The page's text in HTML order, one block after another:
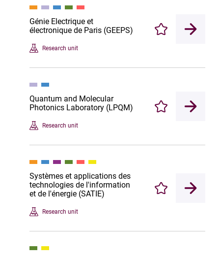
Génie Electrique et
électronique de Paris (GEEPS)
Research unit
Enregistrer
Quantum and Molecular
Photonics Laboratory (LPQM)
Research unit
Enregistrer
Systèmes et applications des
technologies de l'information
et de l'énergie (SATIE)
Research unit
Enregistrer